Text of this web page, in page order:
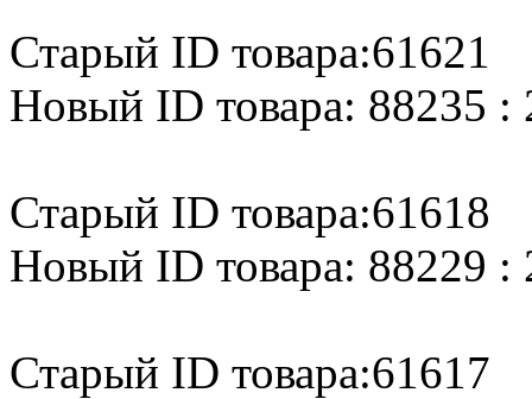
Старый ID товара:61621
Новый ID товара: 88235 :
Старый ID товара:61618
Новый ID товара: 88229 :
Старый ID товара:61617